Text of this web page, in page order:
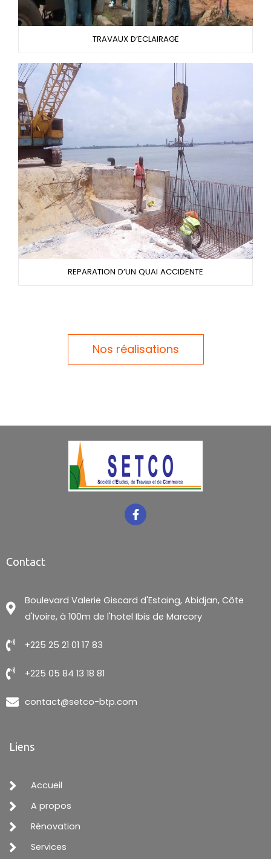
TRAVAUX D’ECLAIRAGE
REPARATION D’UN QUAI ACCIDENTE
Nos réalisations
Contact
Boulevard Valerie Giscard d'Estaing, Abidjan, Côte
d'Ivoire, à 100m de l'hotel Ibis de Marcory
+225 25 21 01 17 83
+225 05 84 13 18 81
contact@setco-btp.com
Liens
Accueil
A propos
Rénovation
Services